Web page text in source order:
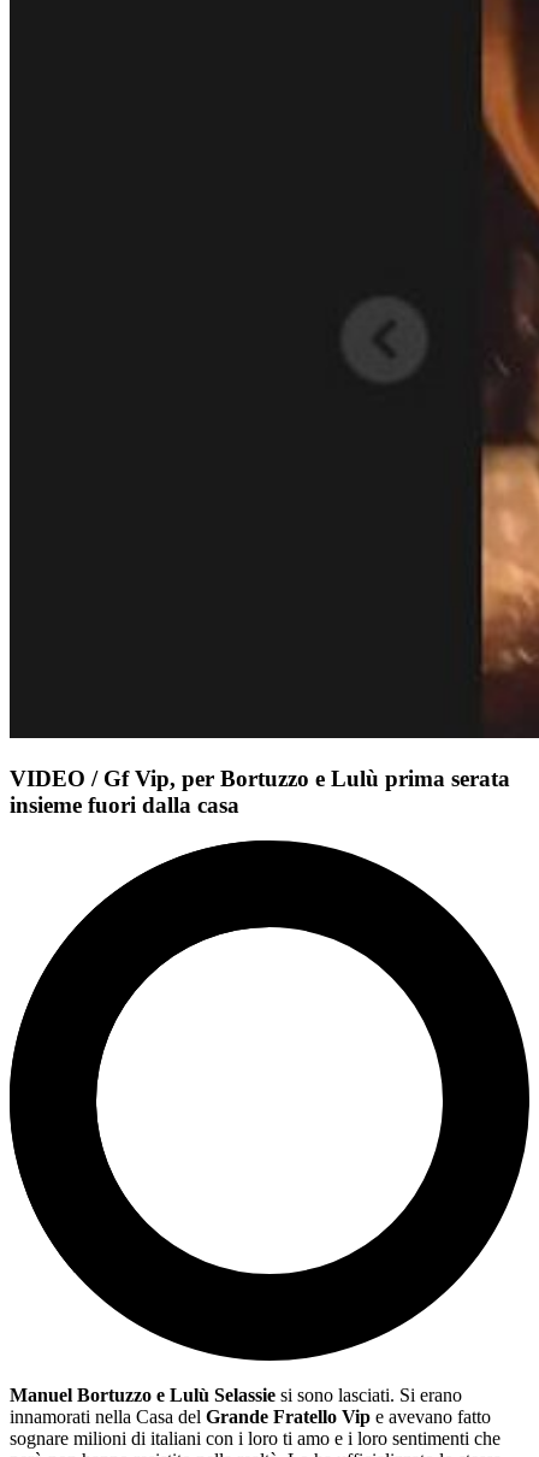
VIDEO / Gf Vip, per Bortuzzo e Lulù prima serata
insieme fuori dalla casa
Manuel Bortuzzo e Lulù Selassie si sono lasciati. Si erano
innamorati nella Casa del Grande Fratello Vip e avevano fatto
sognare milioni di italiani con i loro ti amo e i loro sentimenti che